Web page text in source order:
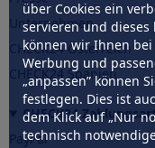
über Cookies ein
servieren und dieses
können wir Ihnen
Werbung und
„anpassen” können
festlegen. Dies ist
dem Klick auf „Nur
technisch
Unternehmen
CHECK24 Österreich
CHECK24 Spanien
CHECK24
PayPal